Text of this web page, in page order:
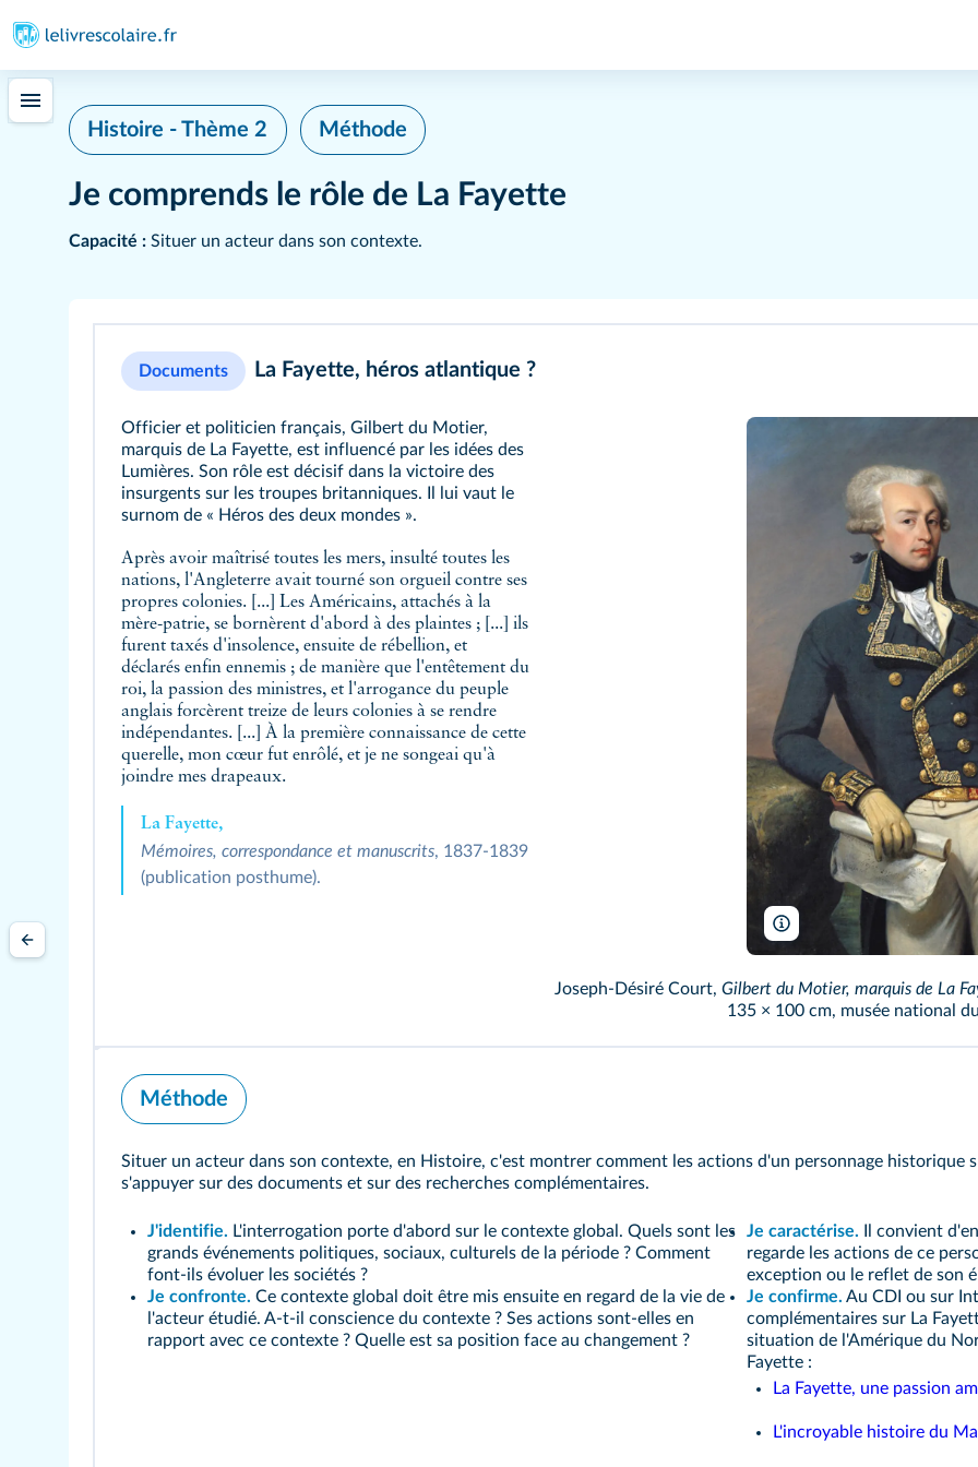
Histoire - Thème 2 Méthode
Je comprends le rôle de La Fayette
Capacité : Situer un acteur dans son contexte.
Documents La Fayette, héros atlantique ?
Officier et politicien français, Gilbert du Motier,
marquis de La Fayette, est influencé par les idées des
Lumières. Son rôle est décisif dans la victoire des
insurgents sur les troupes britanniques. Il lui vaut le
surnom de « Héros des deux mondes ».
Après avoir maîtrisé toutes les mers, insulté toutes les
nations, l'Angleterre avait tourné son orgueil contre ses
propres colonies. [...] Les Américains, attachés à la
mère-patrie, se bornèrent d'abord à des plaintes ; [...] ils
furent taxés d'insolence, ensuite de rébellion, et
déclarés enfin ennemis ; de manière que l'entêtement du
roi, la passion des ministres, et l'arrogance du peuple
anglais forcèrent treize de leurs colonies à se rendre
indépendantes. [...] À la première connaissance de cette
querelle, mon cœur fut enrôlé, et je ne songeai qu'à
joindre mes drapeaux.
La Fayette,
Mémoires, correspondance et manuscrits, 1837-1839
(publication posthume).
Château de Versailles/
Joseph-Désiré Court, Gilbert du Motier, marquis de La
135 × 100 cm, musée national
Méthode
Situer un acteur dans son contexte, en Histoire, c'est montrer comment les actions d'un personnage historique
s'appuyer sur des documents et sur des recherches complémentaires.
J'identifie. L'interrogation porte d'abord sur le contexte global. Quels sont les
grands événements politiques, sociaux, culturels de la période ? Comment
font-ils évoluer les sociétés ?
Je confronte. Ce contexte global doit être mis ensuite en regard de la vie de
l'acteur étudié. A-t-il conscience du contexte ? Ses actions sont-elles en
rapport avec ce contexte ? Quelle est sa position face au changement ?
Je caractérise. Il convient
regarde les actions de ce
exception ou le reflet de son
Je confirme. Au CDI ou sur
complémentaires sur La
situation de l'Amérique du
Fayette :
La Fayette, une passion
L'incroyable histoire du